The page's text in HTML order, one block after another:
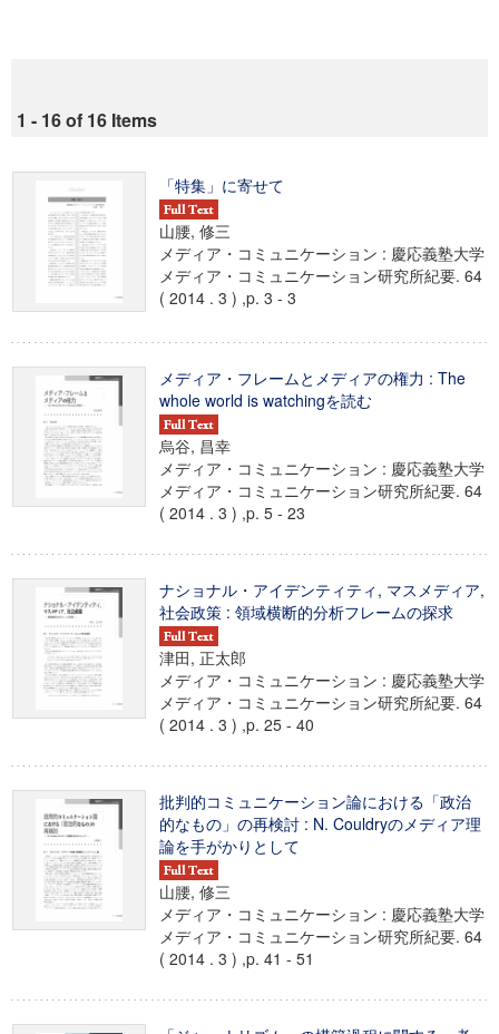
1 - 16 of 16 Items
「特集」に寄せて
山腰, 修三
メディア・コミュニケーション : 慶応義塾大学
メディア・コミュニケーション研究所紀要. 64
( 2014 . 3 ) ,p. 3 - 3
メディア・フレームとメディアの権力 : The
whole world is watchingを読む
烏谷, 昌幸
メディア・コミュニケーション : 慶応義塾大学
メディア・コミュニケーション研究所紀要. 64
( 2014 . 3 ) ,p. 5 - 23
ナショナル・アイデンティティ, マスメディア,
社会政策 : 領域横断的分析フレームの探求
津田, 正太郎
メディア・コミュニケーション : 慶応義塾大学
メディア・コミュニケーション研究所紀要. 64
( 2014 . 3 ) ,p. 25 - 40
批判的コミュニケーション論における「政治
的なもの」の再検討 : N. Couldryのメディア理
論を手がかりとして
山腰, 修三
メディア・コミュニケーション : 慶応義塾大学
メディア・コミュニケーション研究所紀要. 64
( 2014 . 3 ) ,p. 41 - 51